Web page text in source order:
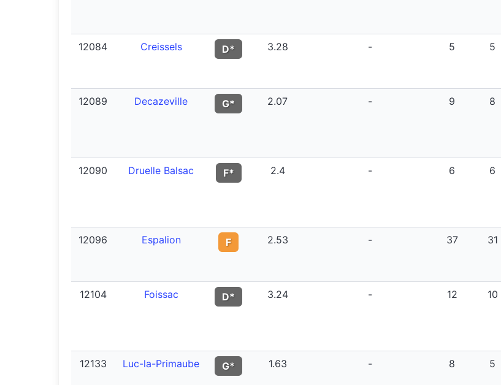
12084 Creissels D* 3.28 - 5 5
12089 Decazeville G* 2.07 - 9 8
12090 Druelle Balsac F* 2.4 - 6 6
12096 Espalion F 2.53 - 37 31
12104 Foissac D* 3.24 - 12 10
12133 Luc-la-Primaube G* 1.63 - 8 5